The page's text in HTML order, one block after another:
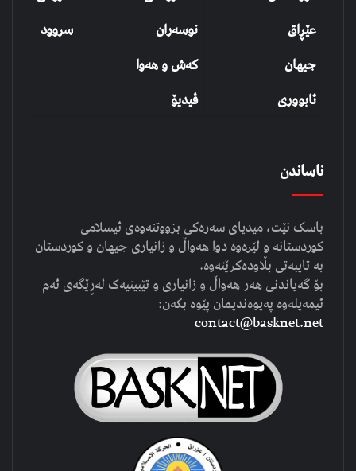
عێڕاق
جیهان
ئابووری
نوسەران
کەش و هەوا
ڤیدیۆ
سروود
ناساندن
باسک نێت، میدیای سەرەکی بزووتنەوەی ئیسلامی
کوردستانە و لێرەوە دوا هەواڵ و زانیاری جیهان و کوردستان
بە تایبەتی بڵاودەکرێتەوە.
بۆ گەیاندنی هەر هەواڵ و زانیاری و تێبینیەک لەڕێگەی ئەم
ئیمەیلەوە پەیوەندیمان پێوە بکەن:
contact@basknet.net